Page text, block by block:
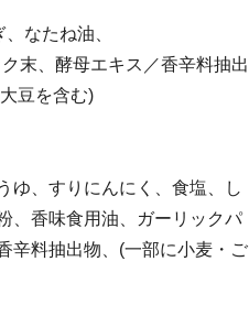
なたね油、
末、酵母エキス／香辛料抽出
豆を含む)
ゆ、すりにんにく、食塩、し
、香味食用油、ガーリックパ
辛料抽出物、(一部に小麦・ご